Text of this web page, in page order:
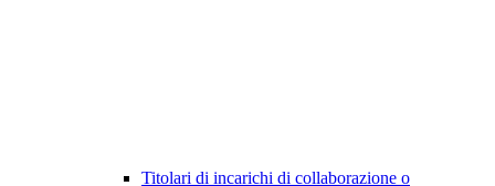
Titolari di incarichi di collaborazione o